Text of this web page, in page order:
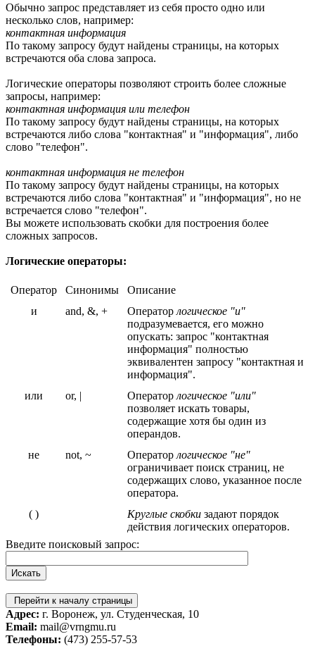
Обычно запрос представляет из себя просто одно или
несколько слов, например:
контактная информация
По такому запросу будут найдены страницы, на которых
встречаются оба слова запроса.
Логические операторы позволяют строить более сложные
запросы, например:
контактная информация или телефон
По такому запросу будут найдены страницы, на которых
встречаются либо слова "контактная" и "информация", либо
слово "телефон".
контактная информация не телефон
По такому запросу будут найдены страницы, на которых
встречаются либо слова "контактная" и "информация", но не
встречается слово "телефон".
Вы можете использовать скобки для построения более
сложных запросов.
Логические операторы:
Оператор Синонимы
Описание
и
and, &, + Оператор логическое "и"
подразумевается, его можно
опускать: запрос "контактная
информация" полностью
эквивалентен запросу "контактная и
информация".
или
or, | Оператор логическое "или"
позволяет искать товары,
содержащие хотя бы один из
операндов.
не
not, ~ Оператор логическое "не"
ограничивает поиск страниц, не
содержащих слово, указанное после
оператора.
( )
Круглые скобки задают порядок
действия логических операторов.
Введите поисковый запрос:
Перейти к началу страницы
Адрес: г. Воронеж, ул. Студенческая, 10
Email: mail@vrngmu.ru
Телефоны: (473) 255-57-53